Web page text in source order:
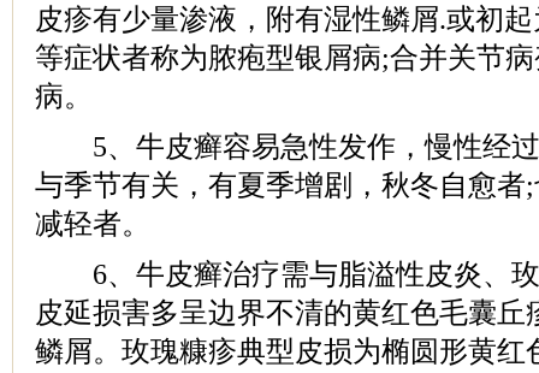
皮疹有少量渗液，附有湿性鳞屑.或初
等症状者称为脓疱型银屑病;合并关节
病。
5、牛皮癣容易急性发作，慢性经过
与季节有关，有夏季增剧，秋冬自愈者
减轻者。
6、牛皮癣治疗需与脂溢性皮炎、玫
皮延损害多呈边界不清的黄红色毛囊丘
鳞屑。玫瑰糠疹典型皮损为椭圆形黄红